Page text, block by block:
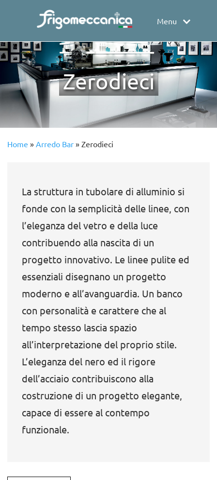
Menu
Zerodieci
Home » Arredo Bar » Zerodieci
La struttura in tubolare di alluminio si
fonde con la semplicità delle linee, con
l’eleganza del vetro e della luce
contribuendo alla nascita di un
progetto innovativo. Le linee pulite ed
essenziali disegnano un progetto
moderno e all’avanguardia. Un banco
con personalità e carattere che al
tempo stesso lascia spazio
all’interpretazione del proprio stile.
L’eleganza del nero ed il rigore
dell’acciaio contribuiscono alla
costruzione di un progetto elegante,
capace di essere al contempo
funzionale.